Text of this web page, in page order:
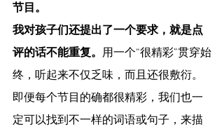
节目。
我对孩子们还提出了一个要求，就是点
评的话不能重复。 用一个“很精彩”贯穿始
终，听起来不仅乏味，而且还很敷衍。
即便每个节目的确都很精彩，我们也一
定可以找到不一样的词语或句子，来描